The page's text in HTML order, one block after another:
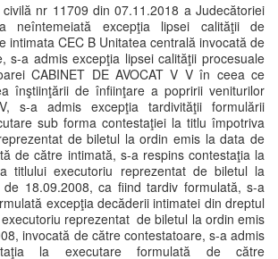
nr 11709 din 07.11.2018 a Judecătoriei
excepţia lipsei calităţii de
intimata CEC B Unitatea centrală invocată de
s-a admis excepţia lipsei calităţii procesuale
CABINET DE AVOCAT V V în ceea ce
înştiinţării de înfiinţare a popririi veniturilor
s-a admis excepţia tardivităţii formulării
sub forma contestaţiei la titlu împotriva
de biletul la ordin emis la data de
de către intimată, s-a respins contestaţia la
titlului executoriu reprezentat de biletul la
18.09.2008, ca fiind tardiv formulată, s-a
excepţia decăderii intimatei din dreptul
reprezentat de biletul la ordin emis
invocată de către contestatoare, s-a admis
la executare formulată de către